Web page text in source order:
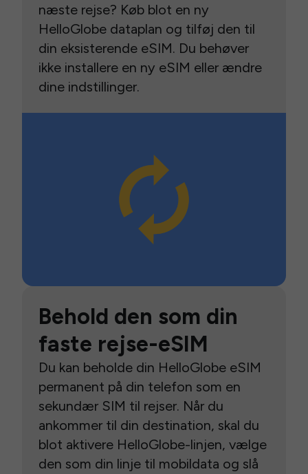
næste rejse? Køb blot en ny
HelloGlobe dataplan og tilføj den til
din eksisterende eSIM. Du behøver
ikke installere en ny eSIM eller ændre
dine indstillinger.
Behold den som din
faste rejse-eSIM
Du kan beholde din HelloGlobe eSIM
permanent på din telefon som en
sekundær SIM til rejser. Når du
ankommer til din destination, skal du
blot aktivere HelloGlobe-linjen, vælge
den som din linje til mobildata og slå